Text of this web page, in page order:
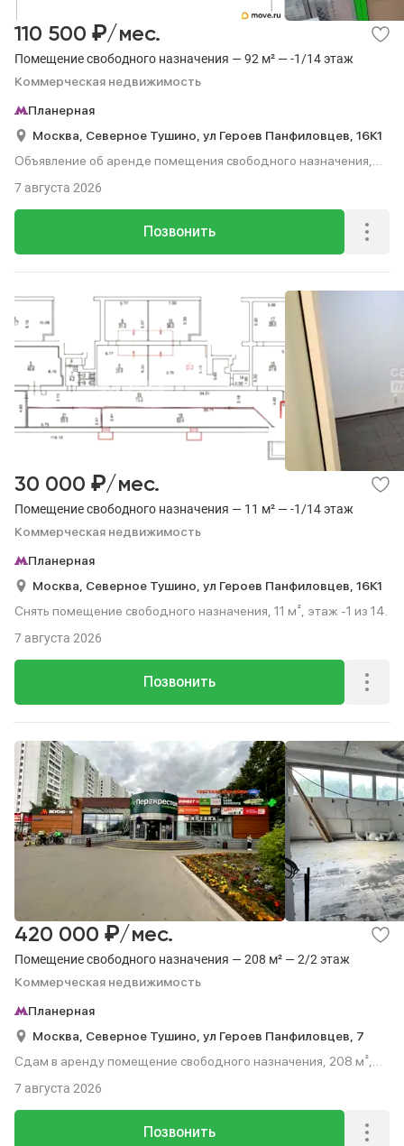
Помещение свободного назначения — 92 м² — -1/14 этаж
Коммерческая недвижимость
110 500 ₽/мес.
Планерная
Москва, Северное Тушино, ул Героев Панфиловцев, 16К1
Объявление об аренде помещения свободного назначения,
Позвонить
7 августа 2026
Помещение свободного назначения — 11 м² — -1/14 этаж
Коммерческая недвижимость
30 000 ₽/мес.
Планерная
Москва, Северное Тушино, ул Героев Панфиловцев, 16К1
Снять помещение свободного назначения, 11 м², этаж -1 из 14.
Позвонить
7 августа 2026
Помещение свободного назначения — 208 м² — 2/2 этаж
Коммерческая недвижимость
420 000 ₽/мес.
Планерная
Москва, Северное Тушино, ул Героев Панфиловцев, 7
Сдам в аренду помещение свободного назначения, 208 м²,
Позвонить
7 августа 2026